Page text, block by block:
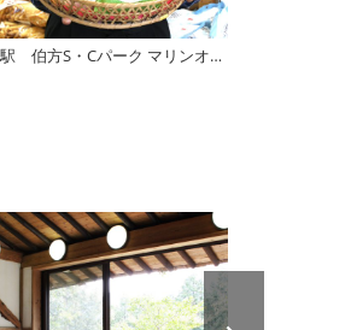
道の駅 伯方S・Cパーク マリンオアシスはかた